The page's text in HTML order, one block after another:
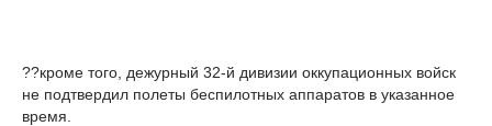
??кроме того, дежурный 32-й дивизии оккупационных войск
не подтвердил полеты беспилотных аппаратов в указанное
время.